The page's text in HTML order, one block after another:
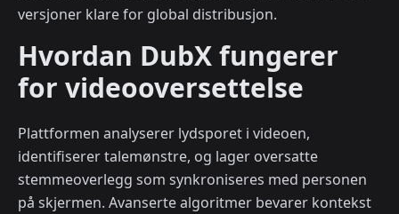
versjoner klare for global distribusjon.
Hvordan DubX fungerer
for videooversettelse
Plattformen analyserer lydsporet i videoen,
identifiserer talemønstre, og lager oversatte
stemmeoverlegg som synkroniseres med personen
på skjermen. Avanserte algoritmer bevarer kontekst